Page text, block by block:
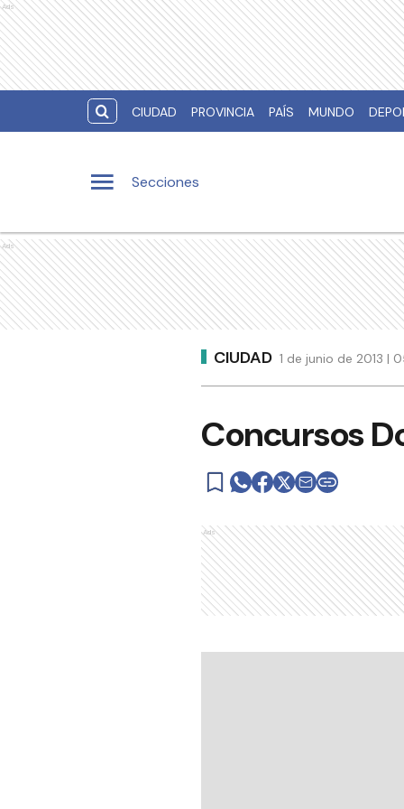
Ads
CIUDAD PROVINCIA PAÍS MUNDO
Secciones
Ads
CIUDAD 1 de junio de 2013 |
Concursos
Ads